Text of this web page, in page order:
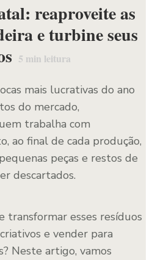
reaproveite as
e turbine seus
5 min leitura
mais lucrativas do ano
do mercado,
trabalha com
ao final de cada produção,
peças e restos de
descartados.
transformar esses resíduos
e vender para
Neste artigo, vamos